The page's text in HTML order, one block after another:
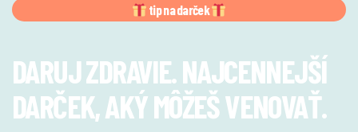
tip na darček
DARUJ ZDRAVIE. NAJCENNEJŠÍ
DARČEK, AKÝ MÔŽEŠ VENOVAŤ.